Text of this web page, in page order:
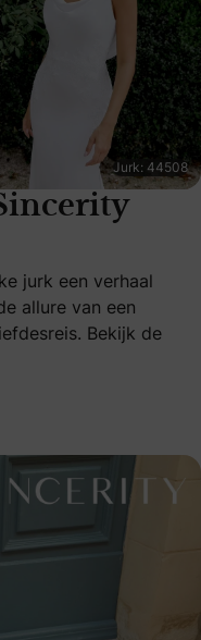
Jurk: 44508
jurk een verhaal
allure van een
Bekijk de
Sincerity collectie